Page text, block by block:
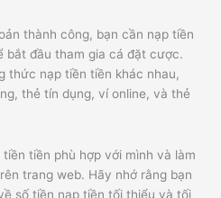
thành công, bạn cần nạp tiền
bắt đầu tham gia cá đặt cược.
thức nạp tiền tiền khác nhau,
thẻ tín dụng, ví online, và thẻ
tiền phù hợp với mình và làm
trang web. Hãy nhớ rằng bạn
số tiền nạp tiền tối thiểu và tối